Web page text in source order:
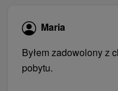
Maria
Byłem zadowolony z
pobytu.